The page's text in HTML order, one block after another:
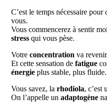
C’est le temps nécessaire
vous.
Vous commencerez à sentir
stress qui vous pèse.
Votre concentration va
Et cette sensation de fatigue
énergie plus stable, plus fluide.
Vous savez, la rhodiola, c’est
On l’appelle un adaptogène